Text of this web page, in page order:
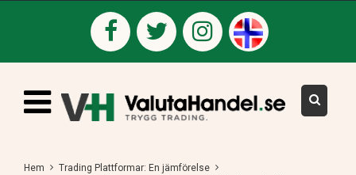
Hem
Trading Plattformar: En jämförelse